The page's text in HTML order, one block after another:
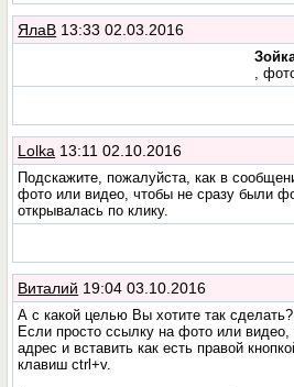
ЯлаВ 13:33 02.03.2016
,
Lolka 13:11 02.10.2016
Подскажите, пожалуйста, как в
фото или видео, чтобы не сразу были
открывалась по клику.
Виталий 19:04 03.10.2016
А с какой целью Вы хотите так сделать?
Если просто ссылку на фото или видео,
адрес и вставить как есть правой
клавиш ctrl+v.